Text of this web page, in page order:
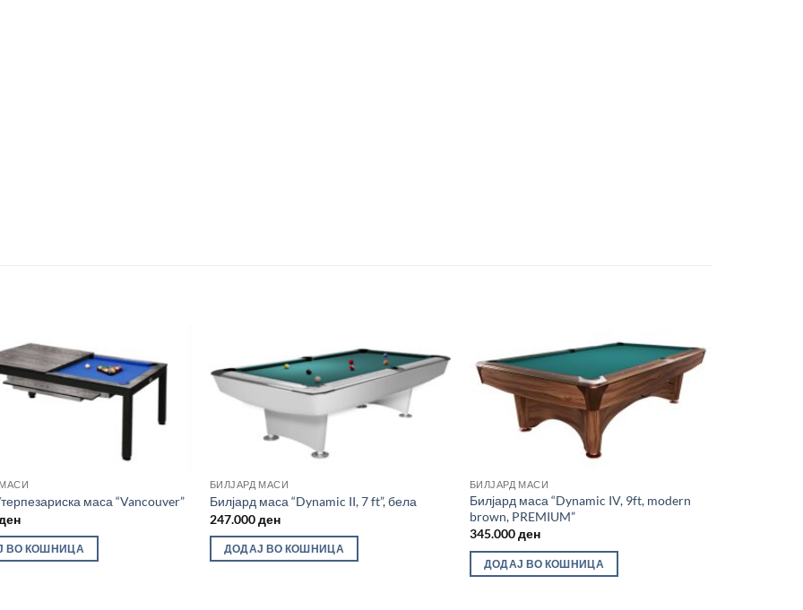
Во
желботека
маса “Vancouver”
ВО КОШНИЦА
Во
желботека
БИЛЈАРД МАСИ
Билјард маса “Dynamic II, 7 ft”, бела
247.000ден
ДОДАЈ ВО КОШНИЦА
Во
желботека
БИЛЈАРД МАСИ
Билјард маса “Dynamic IV, 9ft, modern
brown, PREMIUM”
345.000ден
ДОДАЈ ВО КОШНИЦА